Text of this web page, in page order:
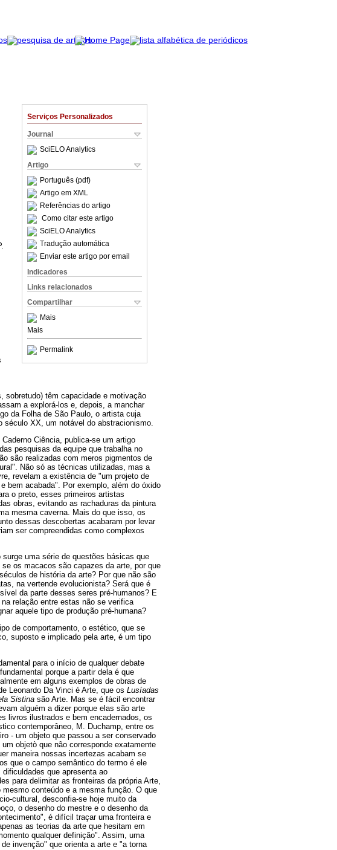
Serviços Personalizados
Journal
SciELO Analytics
Artigo
Português (pdf)
Artigo em XML
Referências do artigo
Como citar este artigo
SciELO Analytics
Tradução automática
Enviar este artigo por email
Indicadores
Links relacionados
Compartilhar
Mais
Mais
Permalink
sobretudo) têm capacidade e motivação
a explorá-los e, depois, a manchar
da Folha de São Paulo, o artista cuja
XX, um notável do abstracionismo.
Ciência, publica-se um artigo
pesquisas da equipe que trabalha no
são realizadas com meros pigmentos de
Não só as técnicas utilizadas, mas a
revelam a existência de "um projeto de
bem acabada". Por exemplo, além do óxido
o preto, esses primeiros artistas
obras, evitando as rachaduras da pintura
mesma caverna. Mais do que isso, os
dessas descobertas acabaram por levar
ser compreendidas como complexos
uma série de questões básicas que
os macacos são capazes da arte, por que
de história da arte? Por que não são
na vertende evolucionista? Será que é
da parte desses seres pré-humanos? E
relação entre estas não se verifica
aquele tipo de produção pré-humana?
de comportamento, o estético, que se
suposto e implicado pela arte, é um tipo
para o início de qualquer debate
porque a partir dela é que
em alguns exemplos de obras de
Leonardo Da Vinci é Arte, que os Lusíadas
Sistina são Arte. Mas se é fácil encontrar
alguém a dizer porque elas são arte
livros ilustrados e bem encadernados, os
contemporâneo, M. Duchamp, entre os
- um objeto que passou a ser conservado
objetò que não corresponde exatamente
maneira nossas incertezas acabam se
que o campo semântico do termo é ele
que apresenta ao
para delimitar as fronteiras da própria Arte,
conteúdo e a mesma função. O que
cultural, desconfia-se hoje muito da
o desenho do mestre e o desenho da
é difícil traçar uma fronteira e
as teorias da arte que hesitam em
qualquer definição". Assim, uma
invenção" que orienta a arte e "a torna